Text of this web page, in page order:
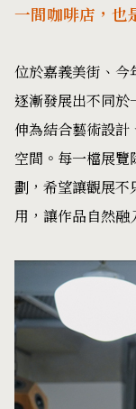
一間咖啡店，也
位於嘉義美街、今
逐漸發展出不同於
伸為結合藝術設
空間。每一檔展覽
劃，希望讓觀展不
用，讓作品自然融